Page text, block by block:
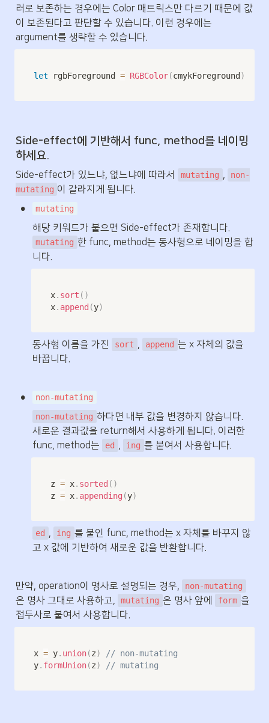
러로 보존하는 경우에는 Color 매트릭스만 다르기 때문에 값
이 보존된다고 판단할 수 있습니다. 이런 경우에는
argument를 생략할 수 있습니다.
let rgbForeground = RGBColor(cmykForeground )
Side-effect에 기반해서 func, method를 네이밍
하세요.
Side-effect가 있느냐, 없느냐에 따라서 mutating ,
non-
mutating 이 갈라지게 됩니다.
• mutating
mutating 한 func, method는 동사형으로 네이밍을 합
니다.
x. sort ( )
x. append (y)
동사형 이름을 가진 sort , append 는 x 자체의 값을
바꿉니다.
•
non-mutating
non-mutating 하다면 내부 값을 변경하지 않습니다.
새로운 결과값을 return해서 사용하게 됩니다. 이러한
func, method는
ed , ing 를 붙여서 사용합니다.
z = x. sorted ( )
z = x. appending (y)
ed , ing 를 붙인 func, method는 x 자체를 바꾸지 않
고 x 값에 기반하여 새로운 값을 반환합니다.
만약, operation이 명사로 설명되는 경우, non-mutating
은 명사 그대로 사용하고, mutating 은 명사 앞에 form 을
접두사로 붙여서 사용합니다.
x = y. union(z)
// non-mutating
y. formUnion(z) // mutating